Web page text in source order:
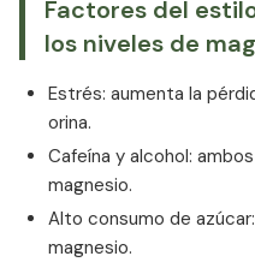
Factores del
los niveles de
Estrés: aumenta la
orina.
Cafeína y alcohol:
magnesio.
Alto consumo de
magnesio.